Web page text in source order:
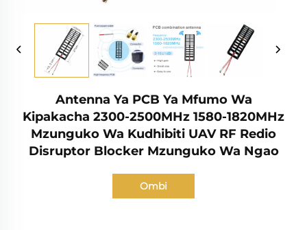
Antenna Ya PCB Ya Mfumo Wa
Kipakacha 2300-2500MHz 1580-1820MHz
Mzunguko Wa Kudhibiti UAV RF Redio
Disruptor Blocker Mzunguko Wa Ngao
Ombi